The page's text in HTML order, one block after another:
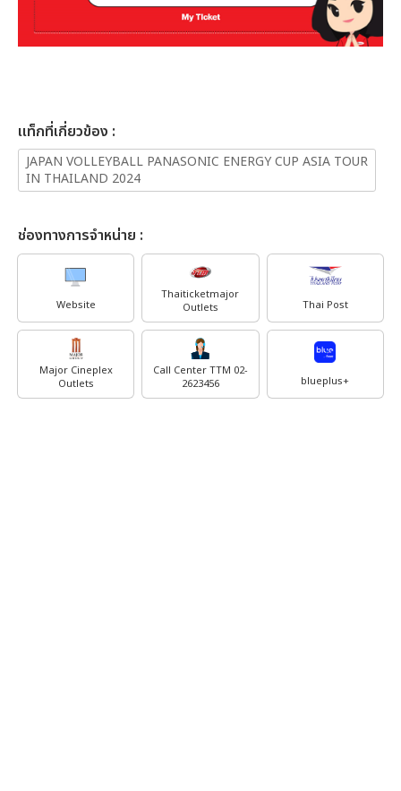
เเท็กที่เกี่ยวข้อง :
JAPAN VOLLEYBALL PANASONIC ENERGY CUP ASIA TOUR
IN THAILAND 2024
ช่องทางการจำหน่าย :
Website
Thaiticketmajor
Outlets
Thai Post
Major Cineplex
Outlets
Call Center TTM 02-
2623456
blueplus+